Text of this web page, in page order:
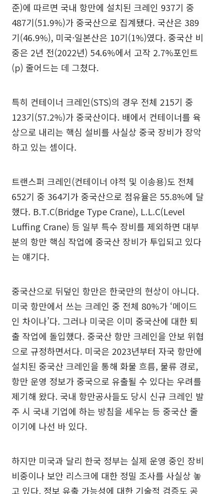
준)에 따르면 국내 항만에 설치된 크레인 937기 중
487기(51.9%)가 중국산으로 집계됐다. 국산은 389
기(46.9%), 미국·일본산은 10기(1%)였다. 중국산 비
중은 2년 전(2022년) 54.6%에서 고작 2.7%포인트
(p) 줄어드는 데 그쳤다.
특히 컨테이너 크레인(STS)의 경우 전체 215기 중
123기(57.2%)가 중국산이다. 배에서 컨테이너를 육
상으로 내리는 핵심 설비를 사실상 중국 장비가 장악
하고 있는 셈이다.
트랜스퍼 크레인(컨테이너 야적 및 이송용)도 전체
652기 중 364기가 중국산으로 점유율은 55.8%에 달
했다. B.T.C(Bridge Type Crane), L.L.C(Level
Luffing Crane) 등 일부 특수 장비를 제외하면 대부
분의 항만 핵심 작업에 중국산 장비가 투입되고 있다
는 얘기다.
중국산으로 뒤덮인 항만은 한국만의 현상이 아니다.
미국 항만에서 쓰는 크레인 중 전체 80%가 ‘메이드
인 차이나’다. 그러나 미국은 이미 중국산에 대한 퇴
출 작업에 돌입했다. 중국산 항만 크레인을 안보 위협
으로 규정하면서다. 미국은 2023년부터 자국 항만에
설치된 중국산 크레인을 통해 화물 흐름, 물류 경로,
항만 운영 정보가 중국으로 유출될 수 있다는 우려를
제기해 왔다. 국내 항만공사들도 당시 신규 크레인 발
주 시 국내 기업에 하는 방침을 세우는 등 중국산 줄
이기에 나선 바 있다.
하지만 미국과 달리 한국 정부는 실제 운영 중인 장비
비중이나 보안 리스크에 대한 정밀 조사를 사실상 놓
고 있다. 정보 유출 가능성에 대한 기술적 검증도 공